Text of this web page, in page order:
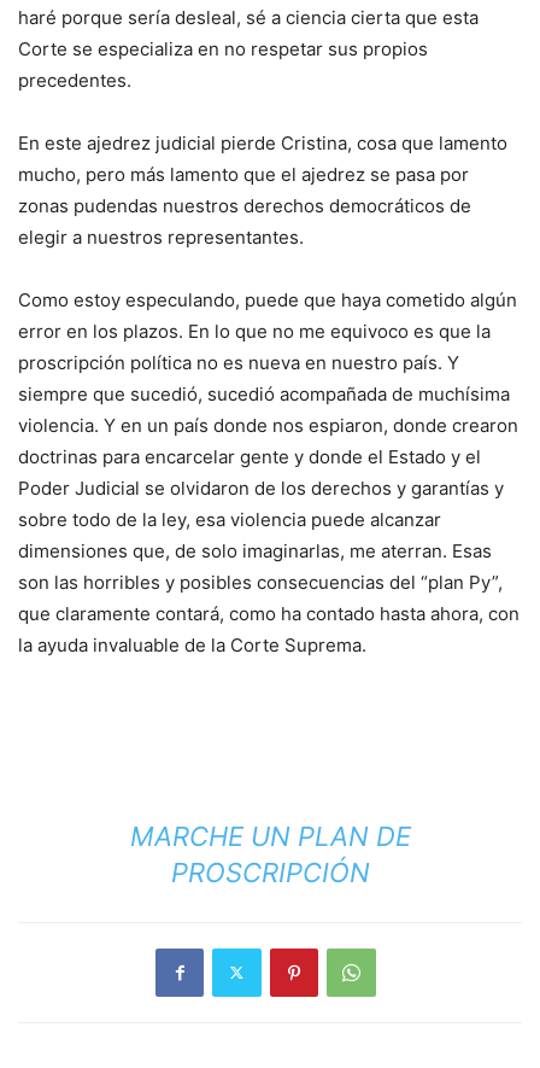
haré porque sería desleal, sé a ciencia cierta que esta
Corte se especializa en no respetar sus propios
precedentes.
En este ajedrez judicial pierde Cristina, cosa que lamento
mucho, pero más lamento que el ajedrez se pasa por
zonas pudendas nuestros derechos democráticos de
elegir a nuestros representantes.
Como estoy especulando, puede que haya cometido algún
error en los plazos. En lo que no me equivoco es que la
proscripción política no es nueva en nuestro país. Y
siempre que sucedió, sucedió acompañada de muchísima
violencia. Y en un país donde nos espiaron, donde crearon
doctrinas para encarcelar gente y donde el Estado y el
Poder Judicial se olvidaron de los derechos y garantías y
sobre todo de la ley, esa violencia puede alcanzar
dimensiones que, de solo imaginarlas, me aterran. Esas
son las horribles y posibles consecuencias del “plan Py”,
que claramente contará, como ha contado hasta ahora, con
la ayuda invaluable de la Corte Suprema.
MARCHE UN PLAN DE
PROSCRIPCIÓN